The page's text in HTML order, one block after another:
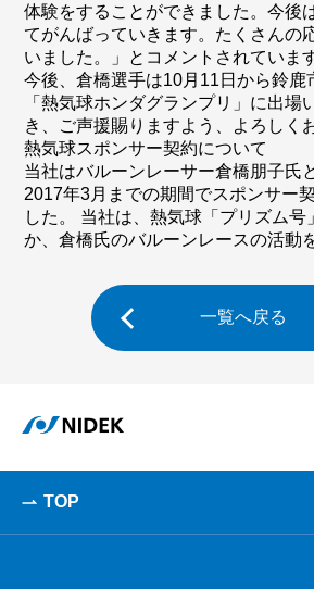
体験をすることができました。今後
てがんばっていきます。たくさんの
いました。」とコメントされていま
今後、倉橋選手は10月11日から鈴鹿
「熱気球ホンダグランプリ」に出場
き、ご声援賜りますよう、よろしく
熱気球スポンサー契約について
当社はバルーンレーサー倉橋朋子氏
2017年3月までの期間でスポンサー
した。 当社は、熱気球「プリズム号
か、倉橋氏のバルーンレースの活動
一覧へ戻る
TOP